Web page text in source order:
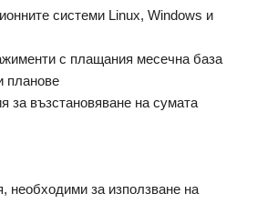
системи Linux, Windows и
с плащания месечна база
планове
за възстановяване на сумата
необходими за използване на